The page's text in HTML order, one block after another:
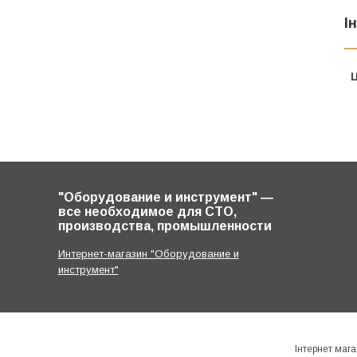
"Оборудование и инструмент" ―
все необходимое для СТО,
производства, промышленности
Интернет-магазин "Оборудование и
инструмент"